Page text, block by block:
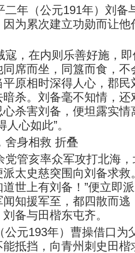
二年（公元191年）刘备
为累次建立功勋而让
寇，在内则乐善好施，
席而坐，同簋而食，
原相时深得人心，郡
杀。刘备毫不知情，
杀害刘备，便坦露实
心如此”。
舍身相救 折叠
党管亥率众军攻打北海
太史慈突围向刘备求救
世上有刘备！”便立即
知援军至，都四散而
备与田楷东屯齐。
公元193年）曹操借口为
抵挡，向青州刺史田